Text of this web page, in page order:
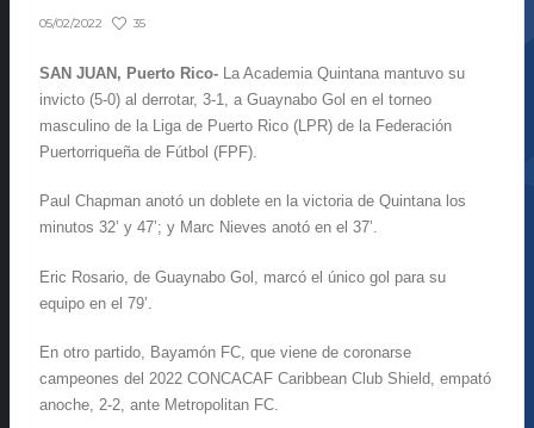
05/02/2022 35
SAN JUAN, Puerto Rico- La Academia Quintana mantuvo su
invicto (5-0) al derrotar, 3-1, a Guaynabo Gol en el torneo
masculino de la Liga de Puerto Rico (LPR) de la Federación
Puertorriqueña de Fútbol (FPF).
Paul Chapman anotó un doblete en la victoria de Quintana los
minutos 32’ y 47’; y Marc Nieves anotó en el 37’.
Eric Rosario, de Guaynabo Gol, marcó el único gol para su
equipo en el 79’.
En otro partido, Bayamón FC, que viene de coronarse
campeones del 2022 CONCACAF Caribbean Club Shield, empató
anoche, 2-2, ante Metropolitan FC.